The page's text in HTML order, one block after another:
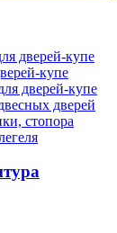
дверей-купе
купе
дверей-купе
дверей
стопора